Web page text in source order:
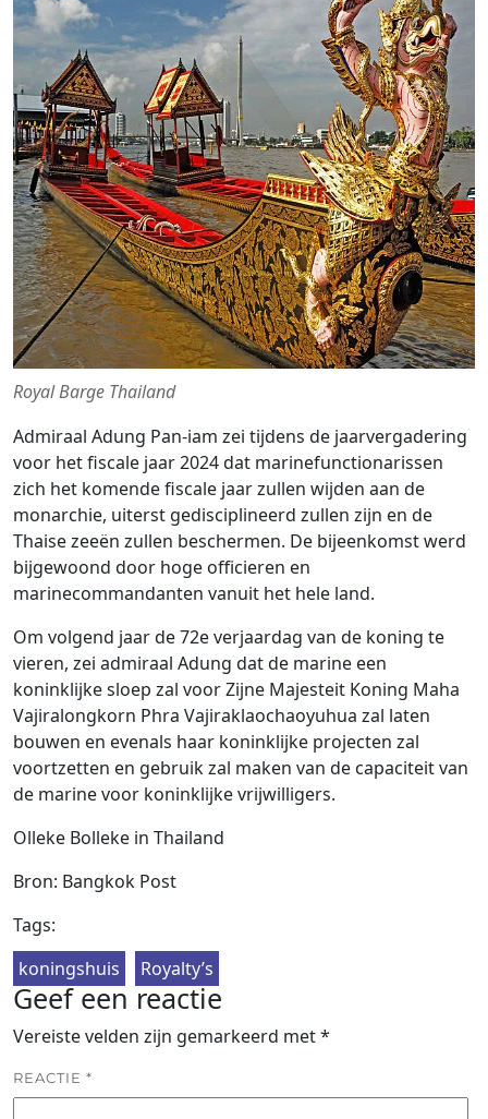
Royal Barge Thailand
Admiraal Adung Pan-iam zei tijdens de jaarvergadering
voor het fiscale jaar 2024 dat marinefunctionarissen
zich het komende fiscale jaar zullen wijden aan de
monarchie, uiterst gedisciplineerd zullen zijn en de
Thaise zeeën zullen beschermen. De bijeenkomst werd
bijgewoond door hoge officieren en
marinecommandanten vanuit het hele land.
Om volgend jaar de 72e verjaardag van de koning te
vieren, zei admiraal Adung dat de marine een
koninklijke sloep zal voor Zijne Majesteit Koning Maha
Vajiralongkorn Phra Vajiraklaochaoyuhua zal laten
bouwen en evenals haar koninklijke projecten zal
voortzetten en gebruik zal maken van de capaciteit van
de marine voor koninklijke vrijwilligers.
Olleke Bolleke in Thailand
Bron: Bangkok Post
Tags:
koningshuis
Royalty’s
Geef een reactie
Vereiste velden zijn gemarkeerd met*
REACTIE *